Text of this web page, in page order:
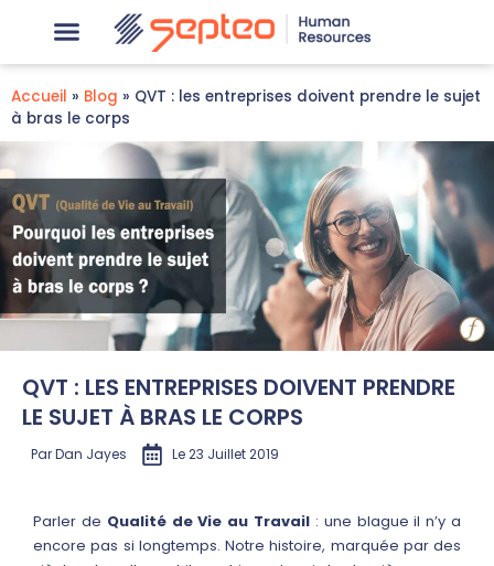
Accueil » Blog » QVT : les entreprises doivent prendre le sujet
à bras le corps
QVT : LES ENTREPRISES DOIVENT PRENDRE
LE SUJET À BRAS LE CORPS
ParDan Jayes Le23 Juillet 2019
Parler de Qualité de Vie au Travail : une blague il n’y a
encore pas si longtemps. Notre histoire, marquée par des